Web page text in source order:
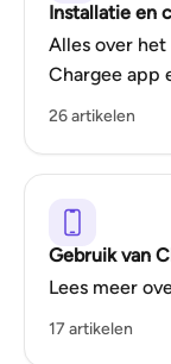
Installatie en
Alles over het
Chargee app
26 artikelen
Gebruik van
Lees meer
17 artikelen